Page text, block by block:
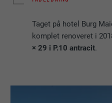
Taget på hotel Burg
komplet renoveret i
× 29 i P.10 antracit.